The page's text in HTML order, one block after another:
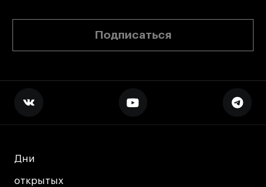
Подписаться
Дни
открытых
Дни
открытых